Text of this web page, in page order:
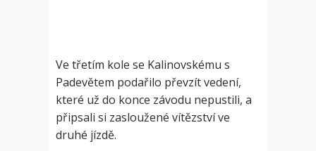
Ve třetím kole se Kalinovskému s
Padevětem podařilo převzít vedení,
které už do konce závodu nepustili, a
připsali si zasloužené vítězství ve
druhé jízdě.